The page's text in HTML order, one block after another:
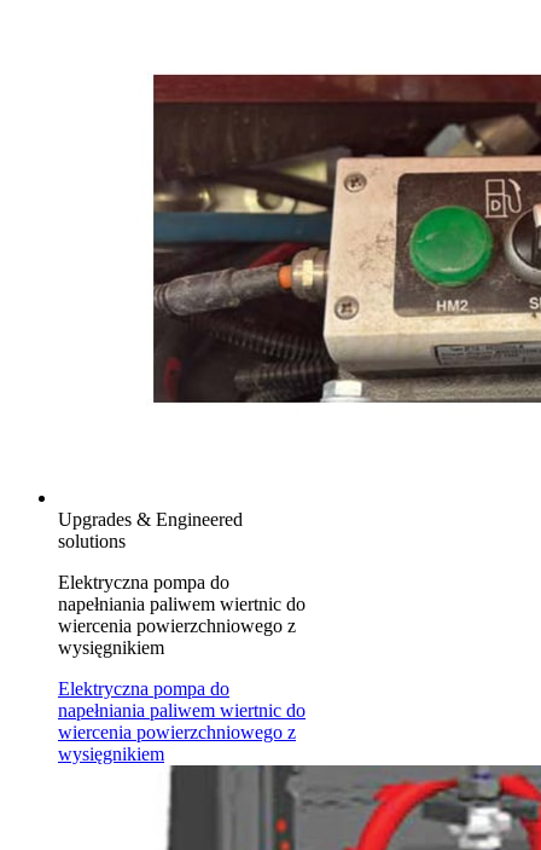
Upgrades & Engineered
solutions
Elektryczna pompa do
napełniania paliwem wiertnic do
wiercenia powierzchniowego z
wysięgnikiem
Elektryczna pompa do
napełniania paliwem wiertnic do
wiercenia powierzchniowego z
wysięgnikiem